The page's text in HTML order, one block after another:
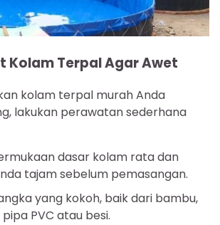
Kolam Terpal Agar Awet
kolam terpal murah Anda
lakukan perawatan sederhana
dasar kolam rata dan
tajam sebelum pemasangan.
yang kokoh, baik dari bambu,
PVC atau besi.